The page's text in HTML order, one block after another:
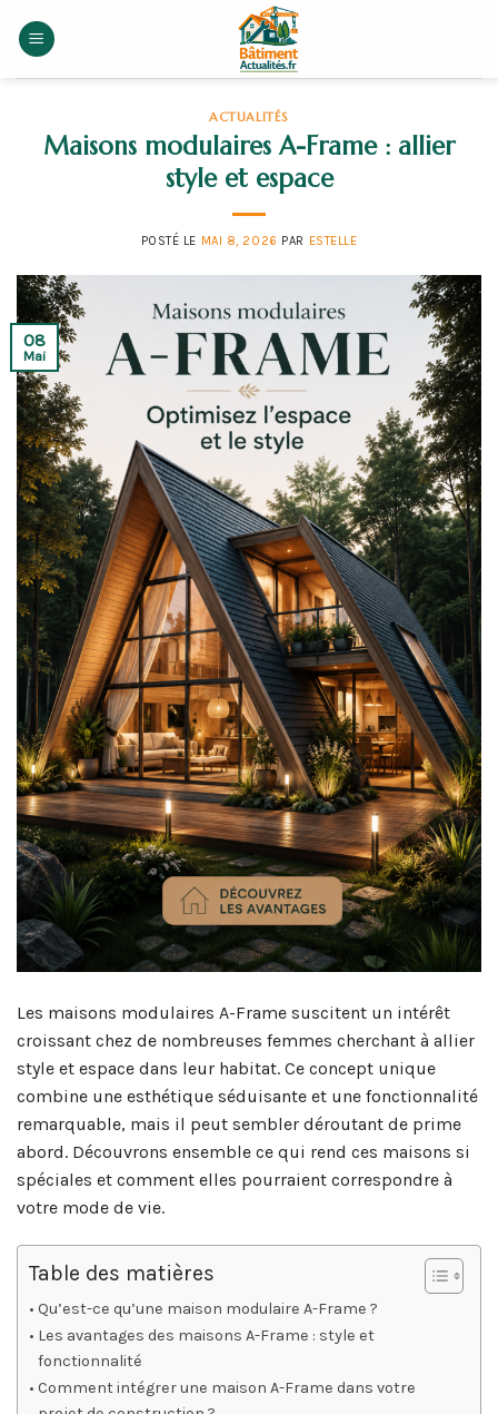
ACTUALITÉS
Maisons modulaires A-Frame : allier
style et espace
POSTÉ LE MAI 8, 2026 PAR ESTELLE
08
Mai
Les maisons modulaires A-Frame suscitent un intérêt
croissant chez de nombreuses femmes cherchant à allier
style et espace dans leur habitat. Ce concept unique
combine une esthétique séduisante et une fonctionnalité
remarquable, mais il peut sembler déroutant de prime
abord. Découvrons ensemble ce qui rend ces maisons si
spéciales et comment elles pourraient correspondre à
votre mode de vie.
Table des matières
Qu’est-ce qu’une maison modulaire A-Frame ?
Les avantages des maisons A-Frame : style et
fonctionnalité
Comment intégrer une maison A-Frame dans votre